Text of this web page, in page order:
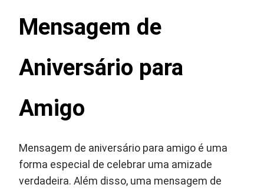
Mensagem de
Aniversário para
Amigo
Mensagem de aniversário para amigo é uma
forma especial de celebrar uma amizade
verdadeira. Além disso, uma mensagem de